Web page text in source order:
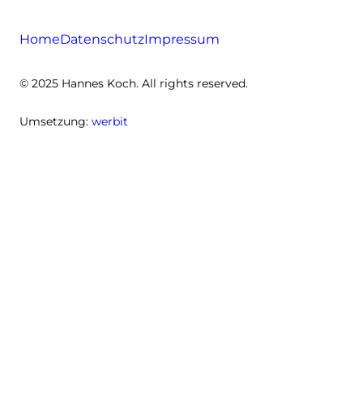
HomeDatenschutzImpressum
© 2025 Hannes Koch. All rights reserved.
Umsetzung: werbit